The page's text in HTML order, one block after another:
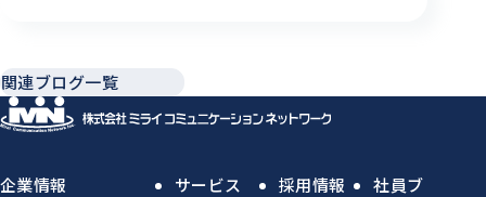
関連ブログ一覧
企業情報 サービス 採用情報
社員ブ